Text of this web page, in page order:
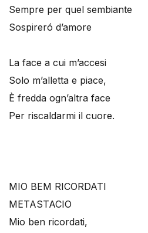
Sempre per quel sembiante
Sospireró d’amore
La face a cui m’accesi
Solo m’alletta e piace,
È fredda ogn’altra face
Per riscaldarmi il cuore.
MIO BEM RICORDATI
METASTACIO
Mio ben ricordati,